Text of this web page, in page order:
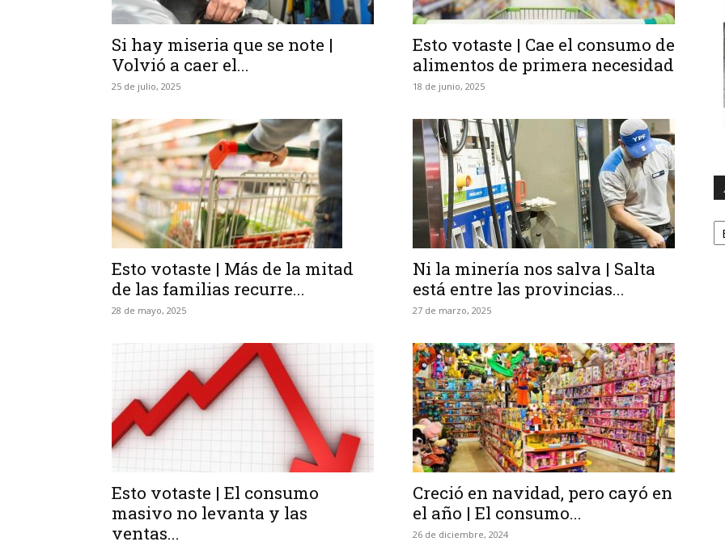
Si hay miseria que se note |
Volvió a caer el...
25 de julio, 2025
Esto votaste | Cae el consumo de
alimentos de primera necesidad
18 de junio, 2025
Esto votaste | Más de la mitad
de las familias recurre...
28 de mayo, 2025
Ni la minería nos salva | Salta
está entre las provincias...
27 de marzo, 2025
Esto votaste | El consumo
masivo no levanta y las
ventas...
Creció en navidad, pero cayó en
el año | El consumo...
26 de diciembre, 2024